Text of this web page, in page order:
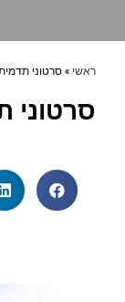
ראשי »סרטוני
סרטוני